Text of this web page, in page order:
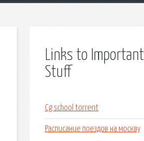
Links to Important
Stuff
Cg school torrent
Расписание поездов на москву